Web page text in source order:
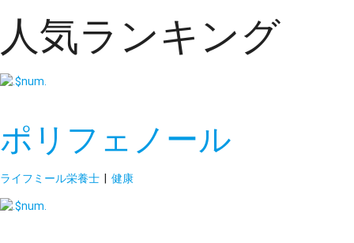
人気ランキング
ポリフェノール
ライフミール栄養士 | 健康